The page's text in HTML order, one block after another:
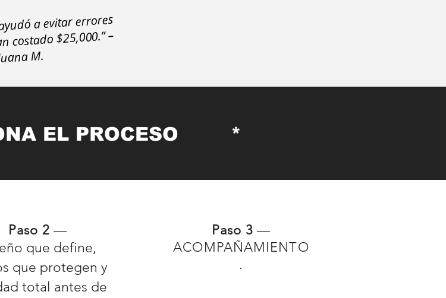
a evitar errores
costado $25,000.” –
M.
EL PROCESO *
Paso 2—
que define,
que protegen y
total antes de
Paso 3 —
ACOMPAÑAMIENTO
.